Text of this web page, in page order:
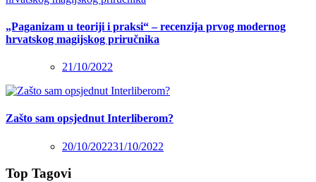
„Paganizam u teoriji i praksi“ – recenzija prvog modernog
hrvatskog magijskog priručnika
21/10/2022
Zašto sam opsjednut Interliberom?
20/10/202231/10/2022
Top Tagovi